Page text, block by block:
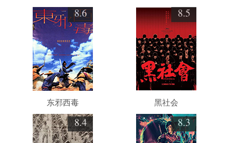
8.6
东邪西毒
8.5
黑社会
8.4 8.3